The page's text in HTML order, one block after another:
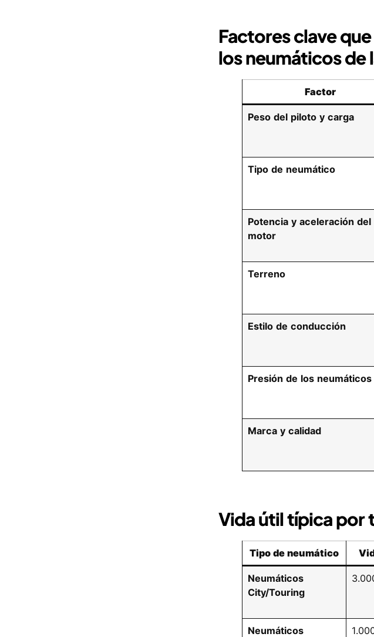
Factores clave
los neumáticos de
Factor
Peso del piloto y carga
Tipo de neumático
Potencia y aceleración del
motor
Terreno
Estilo de conducción
Presión de los neumáticos
Marca y calidad
Vida útil típica por
Tipo de neumático
Neumáticos
City/Touring
Neumáticos